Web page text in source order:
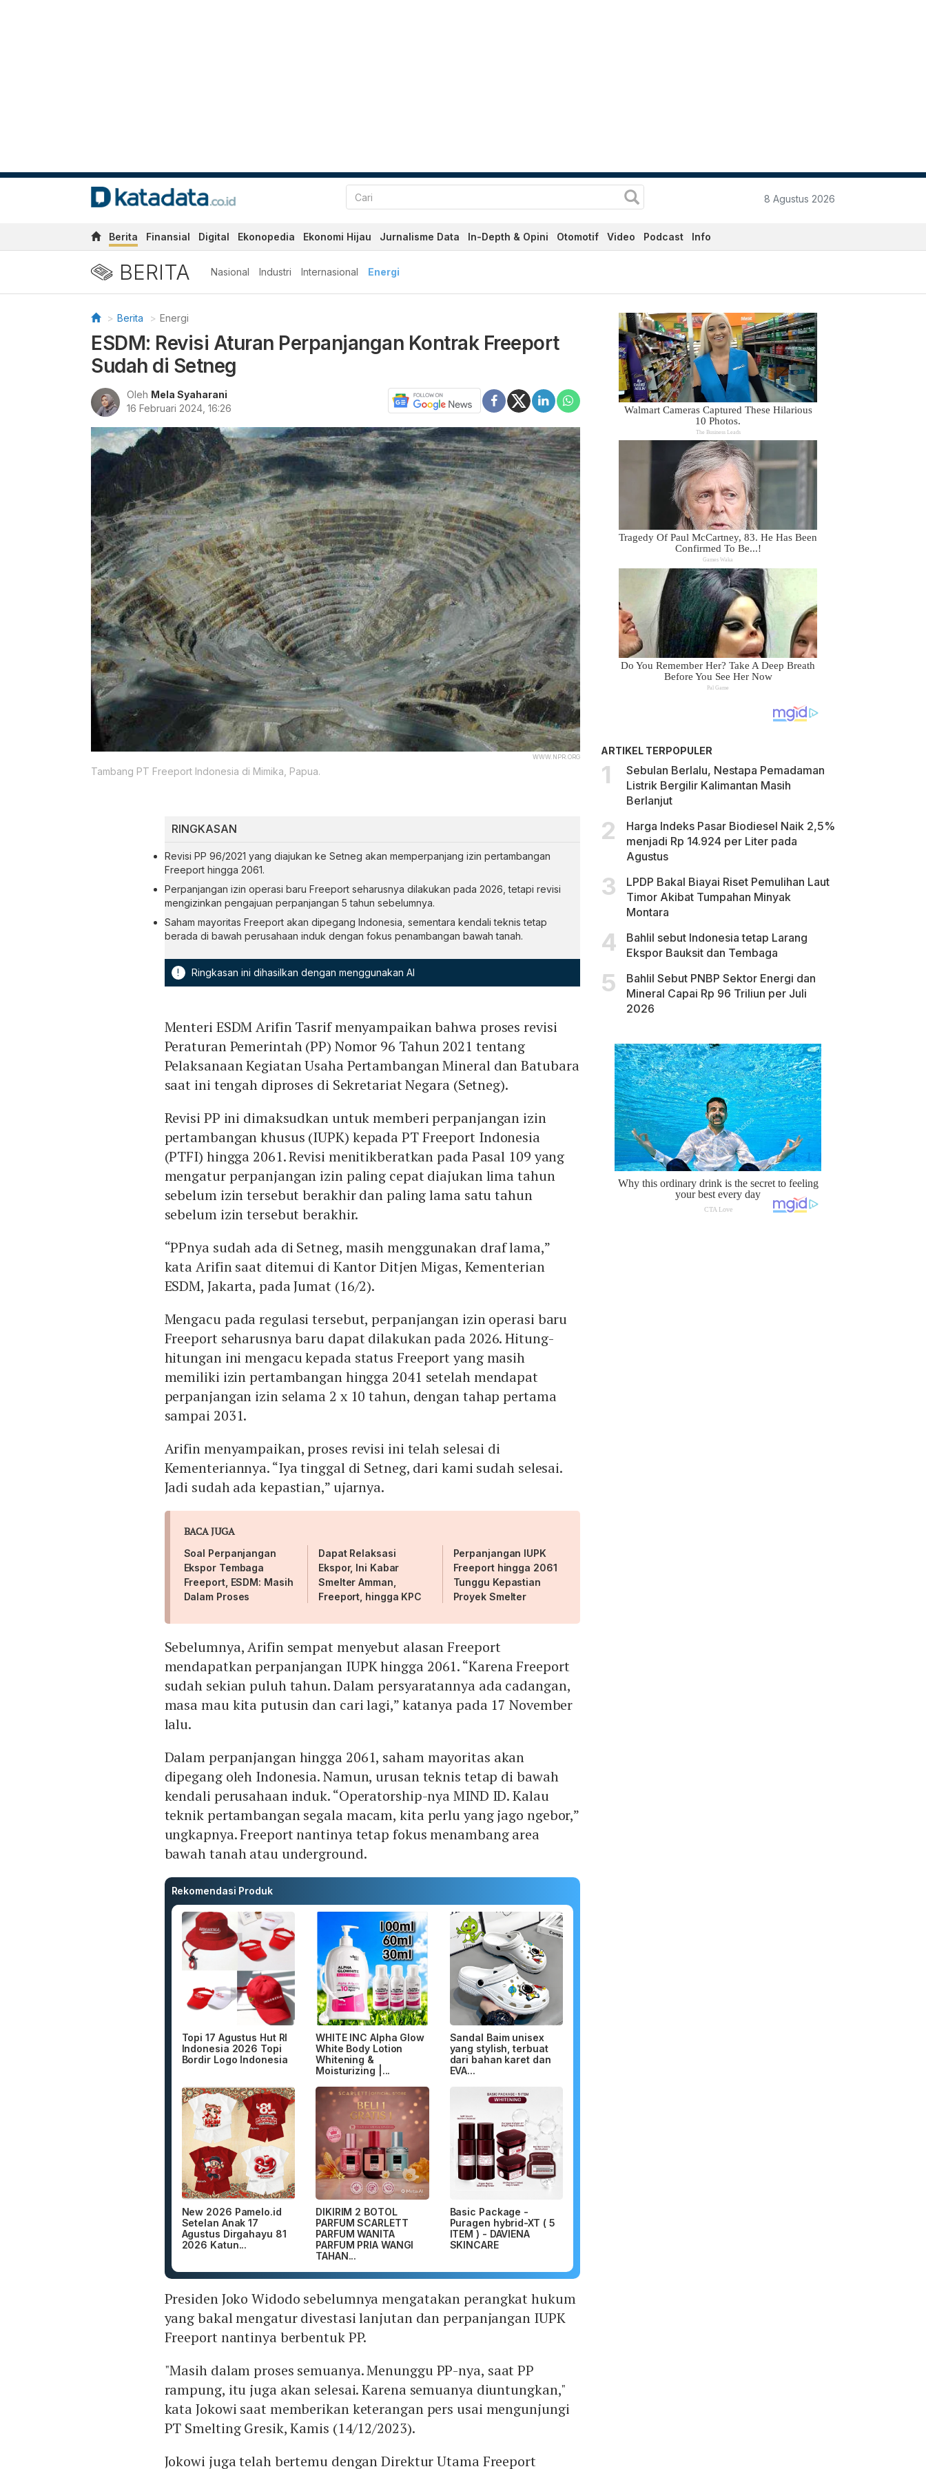
8 Agustus 2026
Berita Finansial Digital Ekonopedia Ekonomi Hijau Jurnalisme Data In-Depth & Opini Otomotif Video Podcast Info
BERITA Nasional Industri Internasional Energi
Berita Energi
ESDM: Revisi Aturan Perpanjangan Kontrak Freeport
Sudah di Setneg
Oleh Mela Syaharani
16 Februari 2024, 16:26
WWW.NPR.ORG
Tambang PT Freeport Indonesia di Mimika, Papua.
RINGKASAN
Revisi PP 96/2021 yang diajukan ke Setneg akan memperpanjang izin pertambangan
Freeport hingga 2061.
Perpanjangan izin operasi baru Freeport seharusnya dilakukan pada 2026, tetapi revisi
mengizinkan pengajuan perpanjangan 5 tahun sebelumnya.
Saham mayoritas Freeport akan dipegang Indonesia, sementara kendali teknis tetap
berada di bawah perusahaan induk dengan fokus penambangan bawah tanah.
! Ringkasan ini dihasilkan dengan menggunakan AI
Menteri ESDM Arifin Tasrif menyampaikan bahwa proses revisi
Peraturan Pemerintah (PP) Nomor 96 Tahun 2021 tentang
Pelaksanaan Kegiatan Usaha Pertambangan Mineral dan Batubara
saat ini tengah diproses di Sekretariat Negara (Setneg).
Revisi PP ini dimaksudkan untuk memberi perpanjangan izin
pertambangan khusus (IUPK) kepada PT Freeport Indonesia
(PTFI) hingga 2061. Revisi menitikberatkan pada Pasal 109 yang
mengatur perpanjangan izin paling cepat diajukan lima tahun
sebelum izin tersebut berakhir dan paling lama satu tahun
sebelum izin tersebut berakhir.
“PPnya sudah ada di Setneg, masih menggunakan draf lama,”
kata Arifin saat ditemui di Kantor Ditjen Migas, Kementerian
ESDM, Jakarta, pada Jumat (16/2).
Mengacu pada regulasi tersebut, perpanjangan izin operasi baru
Freeport seharusnya baru dapat dilakukan pada 2026. Hitung-
hitungan ini mengacu kepada status Freeport yang masih
memiliki izin pertambangan hingga 2041 setelah mendapat
perpanjangan izin selama 2 x 10 tahun, dengan tahap pertama
sampai 2031.
Arifin menyampaikan, proses revisi ini telah selesai di
Kementeriannya. “Iya tinggal di Setneg, dari kami sudah selesai.
Jadi sudah ada kepastian,” ujarnya.
BACA JUGA
Soal Perpanjangan
Ekspor Tembaga
Freeport, ESDM: Masih
Dalam Proses
Dapat Relaksasi
Ekspor, Ini Kabar
Smelter Amman,
Freeport, hingga KPC
Perpanjangan IUPK
Freeport hingga 2061
Tunggu Kepastian
Proyek Smelter
Sebelumnya, Arifin sempat menyebut alasan Freeport
mendapatkan perpanjangan IUPK hingga 2061. “Karena Freeport
sudah sekian puluh tahun. Dalam persyaratannya ada cadangan,
masa mau kita putusin dan cari lagi,” katanya pada 17 November
lalu.
Dalam perpanjangan hingga 2061, saham mayoritas akan
dipegang oleh Indonesia. Namun, urusan teknis tetap di bawah
kendali perusahaan induk. “Operatorship-nya MIND ID. Kalau
teknik pertambangan segala macam, kita perlu yang jago ngebor,”
ungkapnya. Freeport nantinya tetap fokus menambang area
bawah tanah atau underground.
Rekomendasi Produk
Topi 17 Agustus Hut RI
Indonesia 2026 Topi
Bordir Logo Indonesia
WHITE INC Alpha Glow
White Body Lotion
Whitening &
Moisturizing |...
Sandal Baim unisex
yang stylish, terbuat
dari bahan karet dan
EVA...
New 2026 Pamelo.id
Setelan Anak 17
Agustus Dirgahayu 81
2026 Katun...
DIKIRIM 2 BOTOL
PARFUM SCARLETT
PARFUM WANITA
PARFUM PRIA WANGI
TAHAN...
Basic Package -
Puragen hybrid-XT ( 5
ITEM ) - DAVIENA
SKINCARE
Presiden Joko Widodo sebelumnya mengatakan perangkat hukum
yang bakal mengatur divestasi lanjutan dan perpanjangan IUPK
Freeport nantinya berbentuk PP.
"Masih dalam proses semuanya. Menunggu PP-nya, saat PP
rampung, itu juga akan selesai. Karena semuanya diuntungkan,"
kata Jokowi saat memberikan keterangan pers usai mengunjungi
PT Smelting Gresik, Kamis (14/12/2023).
Jokowi juga telah bertemu dengan Direktur Utama Freeport
ARTIKEL TERPOPULER
Sebulan Berlalu, Nestapa Pemadaman
Listrik Bergilir Kalimantan Masih
Berlanjut
Harga Indeks Pasar Biodiesel Naik 2,5%
menjadi Rp 14.924 per Liter pada
Agustus
LPDP Bakal Biayai Riset Pemulihan Laut
Timor Akibat Tumpahan Minyak
Montara
Bahlil sebut Indonesia tetap Larang
Ekspor Bauksit dan Tembaga
Bahlil Sebut PNBP Sektor Energi dan
Mineral Capai Rp 96 Triliun per Juli
2026